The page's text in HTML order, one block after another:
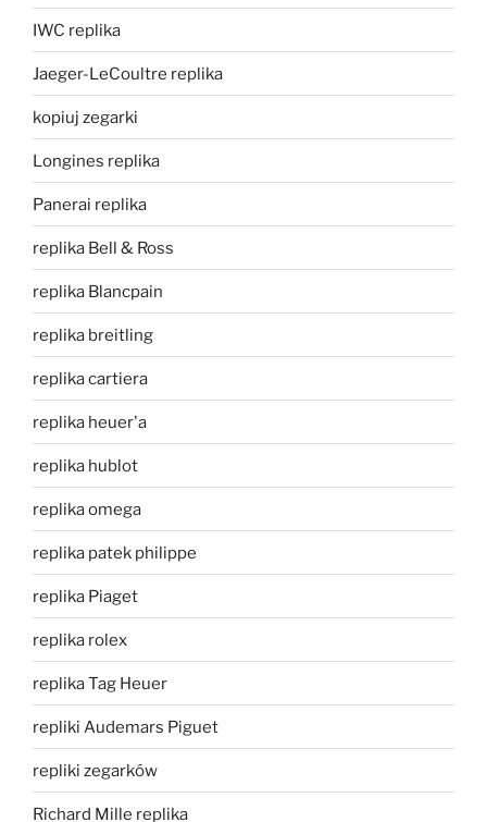
IWC replika
Jaeger-LeCoultre replika
kopiuj zegarki
Longines replika
Panerai replika
replika Bell & Ross
replika Blancpain
replika breitling
replika cartiera
replika heuer'a
replika hublot
replika omega
replika patek philippe
replika Piaget
replika rolex
replika Tag Heuer
repliki Audemars Piguet
repliki zegarków
Richard Mille replika